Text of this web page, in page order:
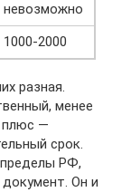
невозможно
1000-2000
разная.
менее
плюс —
срок.
РФ,
Он и